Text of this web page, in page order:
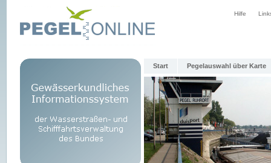
Hilfe
Start Pegelauswahl über Karte